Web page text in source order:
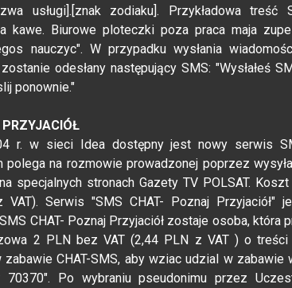
usługi].[znak zodiaku]. Przykładowa treść
kawe. Biurowe ploteczki poza praca maja
nauczyc". W przypadku wysłania
odesłany następujący SMS: "Wysłałeś
ponownie."
r. w sieci Idea dostępny jest nowy serwis
na rozmowie prowadzonej poprzez
specjalnych stronach Gazety TV POLSAT.
Serwis "SMS CHAT- Poznaj Przyjaciół"
CHAT- Poznaj Przyjaciół zostaje osoba, która
2 PLN bez VAT (2,44 PLN z VAT ) o
CHAT-SMS, aby wziac udzial w zabawie
70370". Po wybraniu pseudonimu przez